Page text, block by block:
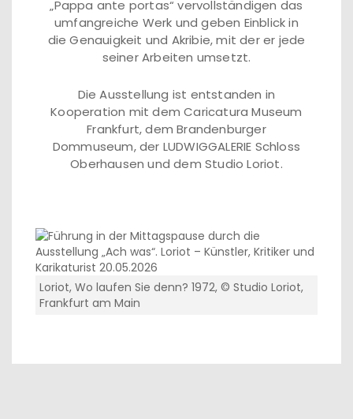
„Pappa ante portas“ vervollständigen das
umfangreiche Werk und geben Einblick in
die Genauigkeit und Akribie, mit der er jede
seiner Arbeiten umsetzt.
Die Ausstellung ist entstanden in
Kooperation mit dem Caricatura Museum
Frankfurt, dem Brandenburger
Dommuseum, der LUDWIGGALERIE Schloss
Oberhausen und dem Studio Loriot.
Loriot, Wo laufen Sie denn? 1972, © Studio Loriot,
Frankfurt am Main